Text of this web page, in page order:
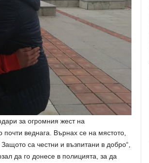
за огромния жест на
веднага. Върнах се на мястото,
са честни и възпитани в добро“,
да го донесе в полицията, за да